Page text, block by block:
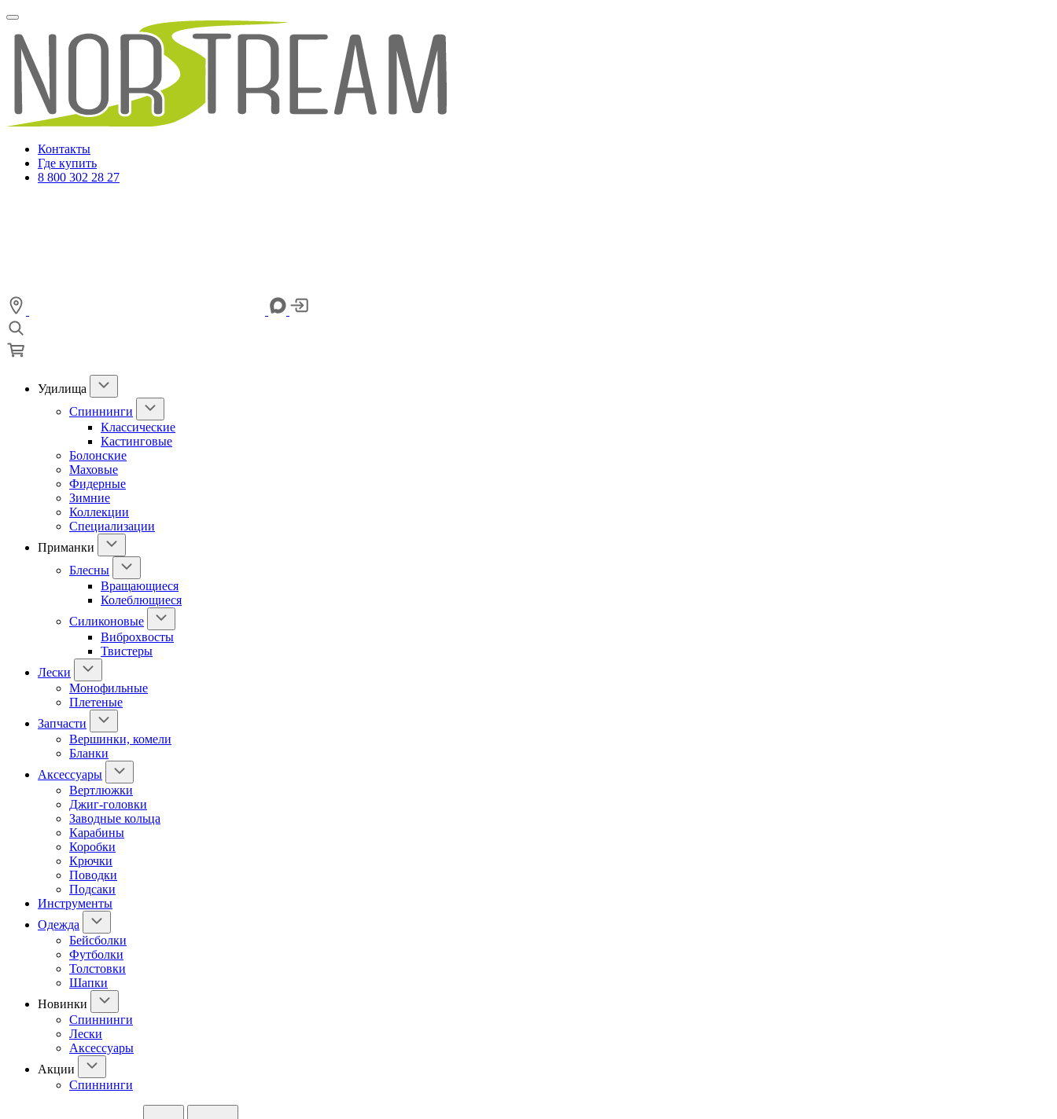
Контакты
Где купить
8 800 302 28 27
Удилища
Спиннинги
Классические
Кастинговые
Болонские
Маховые
Фидерные
Зимние
Коллекции
Специализации
Приманки
Блесны
Вращающиеся
Колеблющиеся
Силиконовые
Виброхвосты
Твистеры
Лески
Монофильные
Плетеные
Запчасти
Вершинки, комели
Бланки
Аксессуары
Вертлюжки
Джиг-головки
Заводные кольца
Карабины
Коробки
Крючки
Поводки
Подсаки
Инструменты
Одежда
Бейсболки
Футболки
Толстовки
Шапки
Новинки
Спиннинги
Лески
Аксессуары
Акции
Спиннинги